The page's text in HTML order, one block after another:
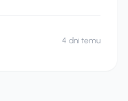
4 dni temu